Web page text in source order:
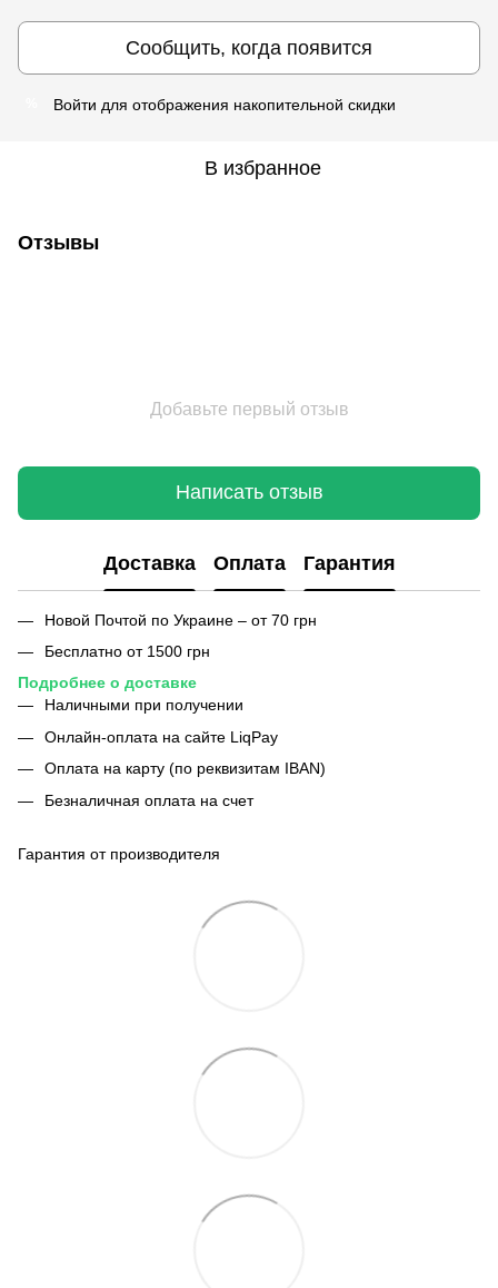
Сообщить, когда появится
Войти для отображения накопительной скидки
В избранное
Отзывы
Добавьте первый отзыв
Написать отзыв
Доставка Оплата Гарантия
Новой Почтой по Украине – от 70 грн
Бесплатно от 1500 грн
Подробнее о доставке
Наличными при получении
Онлайн-оплата на сайте LiqPay
Оплата на карту (по реквизитам IBAN)
Безналичная оплата на счет
Гарантия от производителя